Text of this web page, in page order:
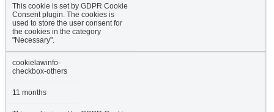
This cookie is set by GDPR Cookie
Consent plugin. The cookies is
used to store the user consent for
the cookies in the category
"Necessary".
cookielawinfo-
checkbox-others
11 months